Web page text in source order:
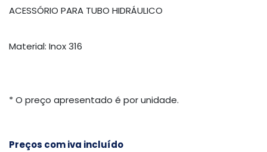
ACESSÓRIO PARA TUBO HIDRÁULICO
Material: Inox 316
* O preço apresentado é por unidade.
Preços com iva incluído